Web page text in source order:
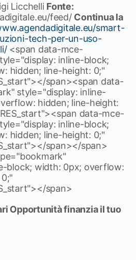
Licchelli Fonte:
feed/ Continua la
smart-
tech-per-un-uso-
<span data-mce-
inline-block;
hidden; line-height: 0;"
</span><span data-
style="display: inline-
hidden; line-height:
data-mce-
inline-block;
hidden; line-height: 0;"
</span> </span>
block; width: 0px; overflow:
</span>
Opportunità finanzia il tuo